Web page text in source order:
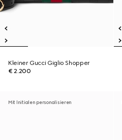
Kleiner Gucci Giglio Shopper
€ 2.200
Mit Initialen personalisieren